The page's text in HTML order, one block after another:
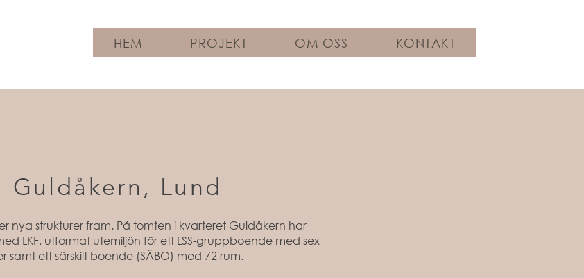
HEM PROJEKT OM OSS KONTAKT
Guldåkern, Lund
nya strukturer fram. På tomten i kvarteret Guldåkern har
LKF, utformat utemiljön för ett LSS-gruppboende med sex
samt ett särskilt boende (SÄBO) med 72 rum.